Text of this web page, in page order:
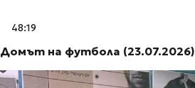
48:19
Домът на футбола (23.07.2026)